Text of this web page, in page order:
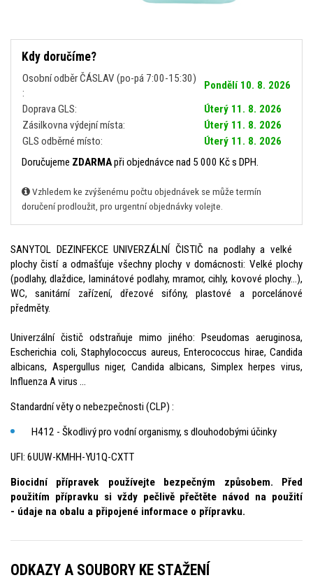
Kdy doručíme?
Osobní odběr ČÁSLAV (po-pá 7:00-15:30)
:
Pondělí 10. 8. 2026
Doprava GLS:
Úterý 11. 8. 2026
Zásilkovna výdejní místa:
Úterý 11. 8. 2026
GLS odběrné místo:
Úterý 11. 8. 2026
Doručujeme ZDARMApři objednávce nad 5 000 Kč s DPH.
Vzhledem ke zvýšenému počtu objednávek se může termín
doručení prodloužit, pro urgentní objednávky volejte.
SANYTOL DEZINFEKCE UNIVERZÁLNÍ ČISTIČ na podlahy a velké
plochy čistí a odmašťuje všechny plochy v domácnosti: Velké plochy
(podlahy, dlaždice, laminátové podlahy, mramor, cihly, kovové plochy…),
WC, sanitární zařízení, dřezové sifóny, plastové a porcelánové
předměty.
Univerzální čistič odstraňuje mimo jiného: Pseudomas aeruginosa,
Escherichia coli, Staphylococcus aureus, Enterococcus hirae, Candida
albicans, Aspergullus niger, Candida albicans, Simplex herpes virus,
Influenza A virus ...
Standardní věty o nebezpečnosti (CLP) :
H412 - Škodlivý pro vodní organismy, s dlouhodobými účinky
UFI: 6UUW-KMHH-YU1Q-CXTT
Biocidní přípravek používejte bezpečným způsobem. Před
použitím přípravku si vždy pečlivě přečtěte návod na použití
- údaje na obalu a připojené informace o přípravku.
ODKAZY A SOUBORY KE STAŽENÍ